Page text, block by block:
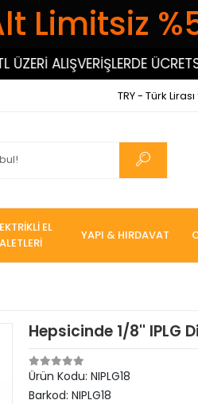
Limitsiz
ALIŞVERİŞLERDE ÜCRETSİZ
TRY - Türk Lirası
EL
ALETLERİ
YAPI & HIRDAVAT
Hepsicinde 1/8'' IPLG
Ürün Kodu: NIPLG18
Barkod: NIPLG18